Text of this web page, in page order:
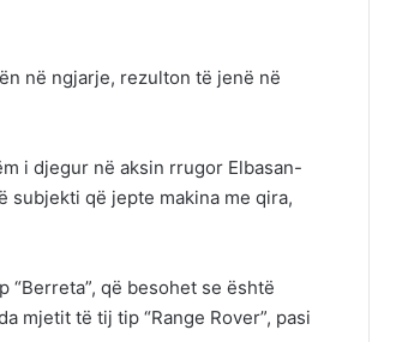
në ngjarje, rezulton të jenë në
i djegur në aksin rrugor Elbasan-
subjekti që jepte makina me qira,
që besohet se është
mjetit të tij tip “Range Rover”, pasi